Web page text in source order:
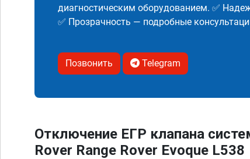
диагностическим оборудованием. ✅
✅ Прозрачность — подробные
Позвонить Telegram
Отключение ЕГР клапана
Rover Range Rover Evoque L538